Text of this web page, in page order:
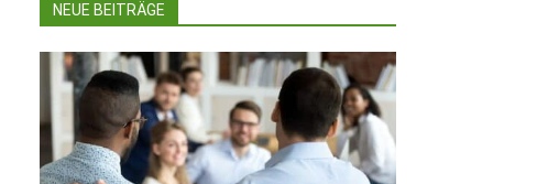
NEUE BEITRÄGE